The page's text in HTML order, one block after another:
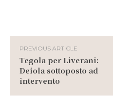
PREVIOUS ARTICLE
Tegola per Liverani:
Deiola sottoposto ad
intervento